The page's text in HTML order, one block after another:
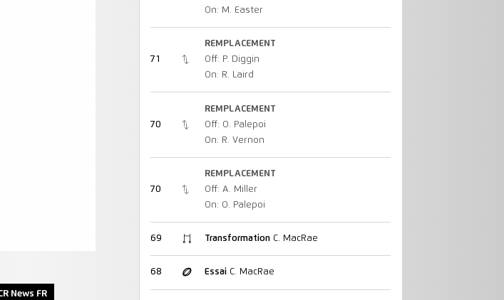
News FR
On: M. Easter
71
REMPLACEMENT
Off: P. Diggin
On: R. Laird
70
REMPLACEMENT
Off: O. Palepoi
On: R. Vernon
70
REMPLACEMENT
Off: A. Miller
On: O. Palepoi
69 TransformationC. MacRae
68 EssaiC. MacRae